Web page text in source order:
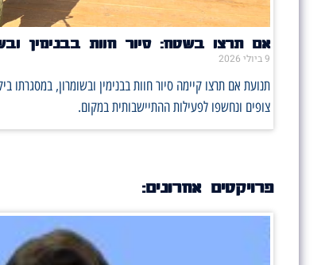
אם תרצו בשטח: סיור חוות בבנימין
9 ביולי 2026
תנועת אם תרצו קיימה סיור חוות בבנימין ובשומרון, במסגרתו
צופים ונחשפו לפעילות ההתיישבותית במקום.
פרויקטים אחרונים: